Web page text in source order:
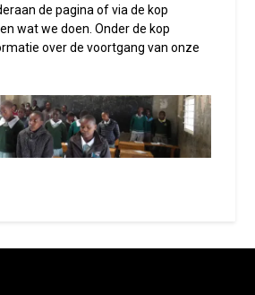
de pagina of via de kop
wat we doen. Onder de kop
over de voortgang van onze